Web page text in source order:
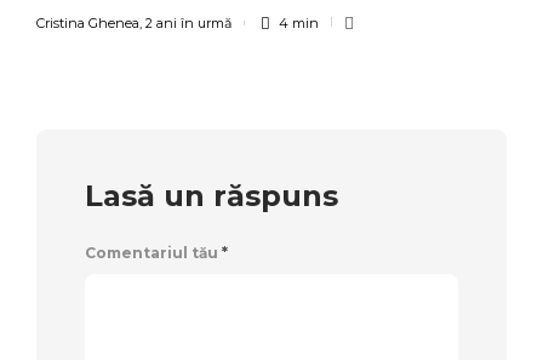
Cristina Ghenea, 2 ani în urmă 4 min
Lasă un răspuns
Comentariul tău *